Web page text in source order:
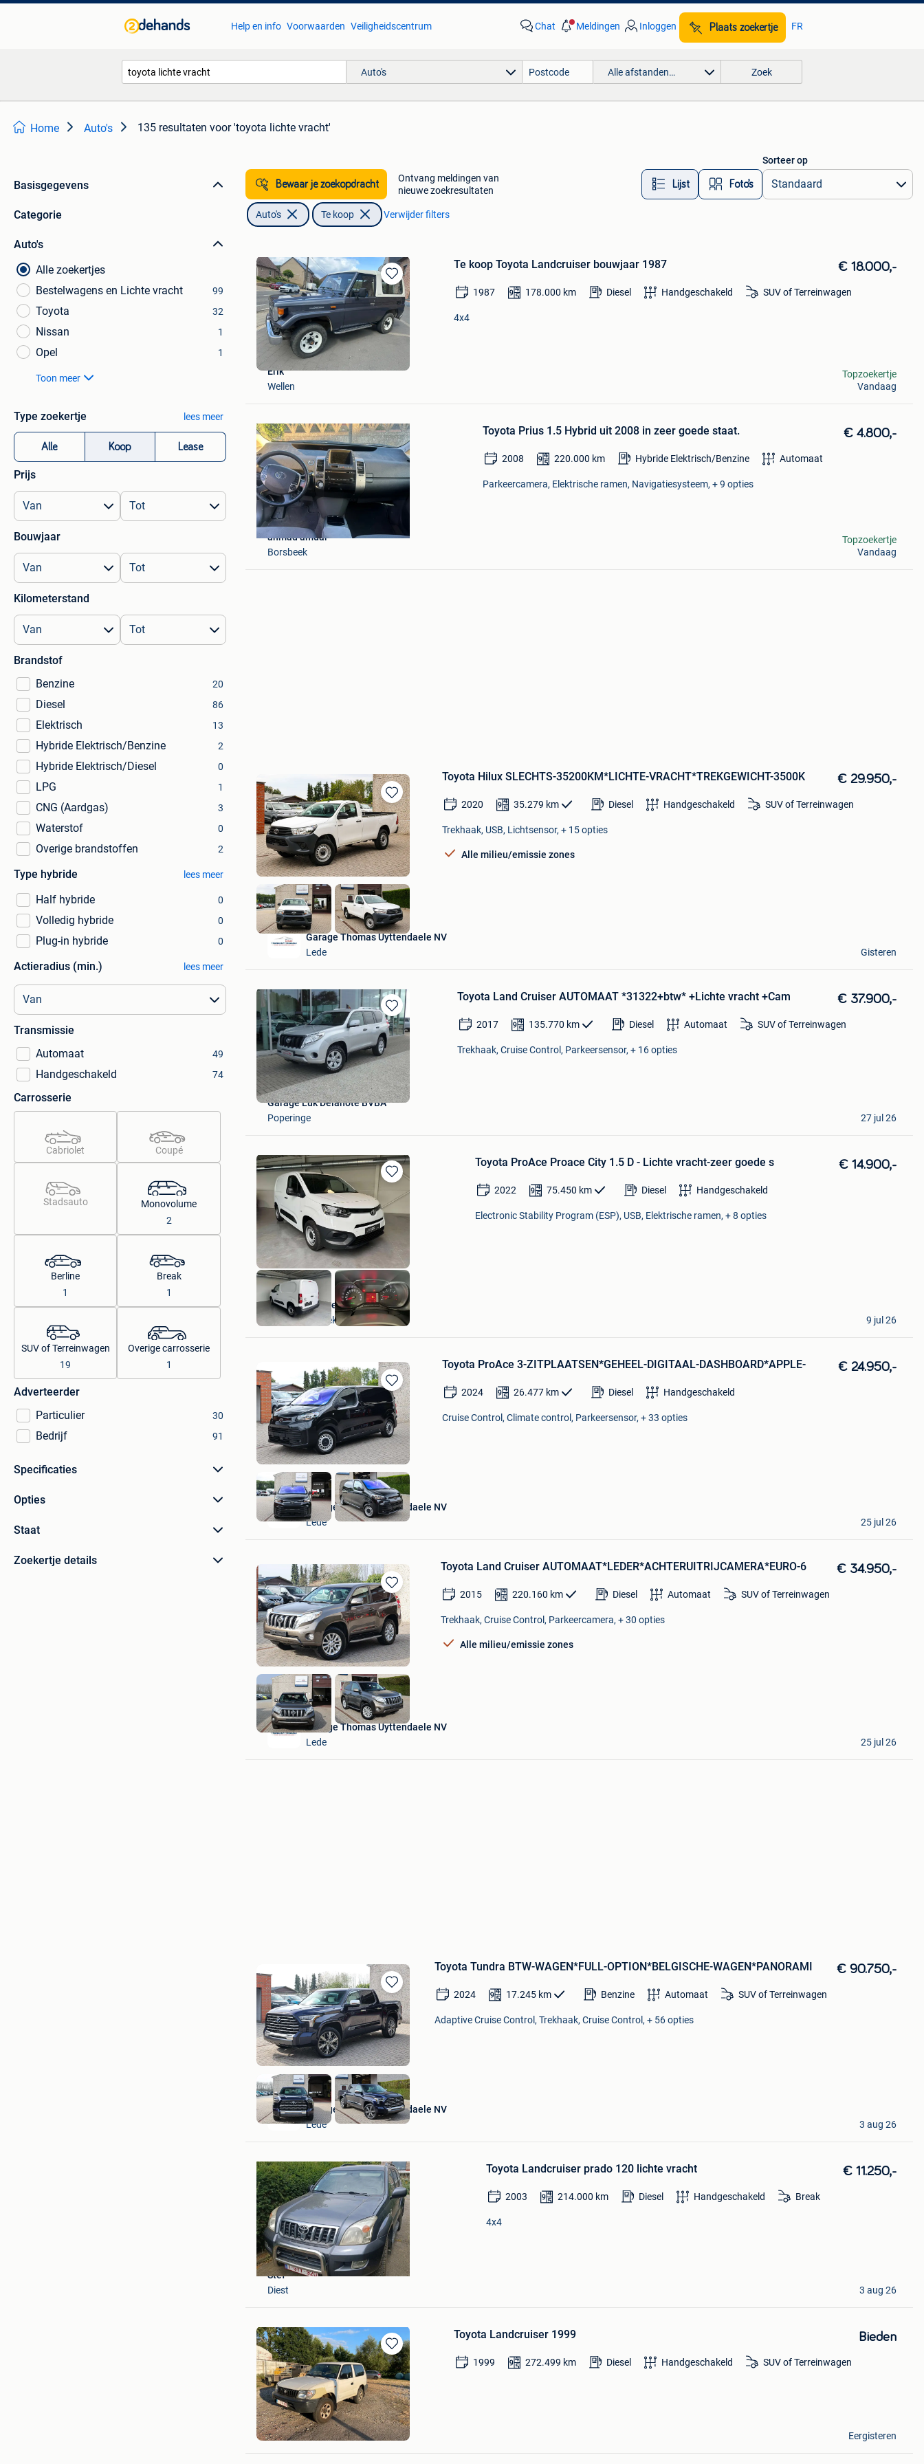
Help en info Voorwaarden Veiligheidscentrum Chat Meldingen Inloggen Plaats zoekertje FR
Auto's Alle afstanden… Zoek
Home Auto's 135 resultaten voor 'toyota lichte vracht'
Basisgegevens
Categorie
Auto's
Alle zoekertjes
Bestelwagens en Lichte vracht
99
Toyota 32
Nissan 1
Opel 1
Toon meer
Type zoekertje lees meer
Alle Koop Lease
Prijs
Bouwjaar
Kilometerstand
Brandstof
Benzine
20
Diesel 86
Elektrisch 13
Hybride Elektrisch/Benzine 2
Hybride Elektrisch/Diesel 0
LPG 1
CNG (Aardgas) 3
Waterstof 0
Overige brandstoffen 2
Type hybride lees meer
Half hybride 0
Volledig hybride 0
Plug-in hybride 0
Actieradius (min.) lees meer
Transmissie
Automaat
49
Handgeschakeld 74
Carrosserie
Cabriolet Coupé
Stadsauto
Monovolume
2
Berline
1
Break
1
SUV of Terreinwagen
19
Overige carrosserie
1
Adverteerder
Particulier
30
Bedrijf 91
Specificaties
Opties
Staat
Zoekertje details
Bewaar je zoekopdracht
Ontvang meldingen van
nieuwe zoekresultaten
Lijst Foto’s
Sorteer op
Auto's Te koop Verwijder filters
Bewaren
in
Mijn
Favorieten
Te koop Toyota Landcruiser bouwjaar 1987 € 18.000,-
1987 178.000 km Diesel Handgeschakeld SUV of Terreinwagen
4x4
Erik
Wellen
Topzoekertje
Vandaag
Mijn
Favorieten
Toyota Prius 1.5 Hybrid uit 2008 in zeer goede staat. € 4.800,-
2008 220.000 km Hybride Elektrisch/Benzine Automaat
Parkeercamera, Elektrische ramen, Navigatiesysteem, + 9 opties
ahmad amdar
Borsbeek
Topzoekertje
Vandaag
Bewaren
in
Mijn
Favorieten
Toyota Hilux SLECHTS-35200KM*LICHTE-VRACHT*TREKGEWICHT-3500K € 29.950,-
2020 35.279 km Diesel Handgeschakeld SUV of Terreinwagen
Trekhaak, USB, Lichtsensor, + 15 opties
Alle milieu/emissie zones
Garage Thomas Uyttendaele NV
Lede
Gisteren
Bewaren
in
Mijn
Favorieten
Toyota Land Cruiser AUTOMAAT *31322+btw* +Lichte vracht +Cam € 37.900,-
2017 135.770 km Diesel Automaat SUV of Terreinwagen
Trekhaak, Cruise Control, Parkeersensor, + 16 opties
Garage Luk Delanote BVBA
Poperinge
27 jul 26
Bewaren
in
Mijn
Favorieten
Toyota ProAce Proace City 1.5 D - Lichte vracht-zeer goede s € 14.900,-
2022 75.450 km Diesel Handgeschakeld
Electronic Stability Program (ESP), USB, Elektrische ramen, + 8 opties
AutocenterLDS
Lebbeke
9 jul 26
Bewaren
in
Mijn
Favorieten
Toyota ProAce 3-ZITPLAATSEN*GEHEEL-DIGITAAL-DASHBOARD*APPLE- € 24.950,-
2024 26.477 km Diesel Handgeschakeld
Cruise Control, Climate control, Parkeersensor, + 33 opties
Garage Thomas Uyttendaele NV
Lede
25 jul 26
Bewaren
in
Mijn
Favorieten
Toyota Land Cruiser AUTOMAAT*LEDER*ACHTERUITRIJCAMERA*EURO-6 € 34.950,-
2015 220.160 km Diesel Automaat SUV of Terreinwagen
Trekhaak, Cruise Control, Parkeercamera, + 30 opties
Alle milieu/emissie zones
Garage Thomas Uyttendaele NV
Lede
25 jul 26
Bewaren
in
Mijn
Favorieten
Toyota Tundra BTW-WAGEN*FULL-OPTION*BELGISCHE-WAGEN*PANORAMI € 90.750,-
2024 17.245 km Benzine Automaat SUV of Terreinwagen
Adaptive Cruise Control, Trekhaak, Cruise Control, + 56 opties
Garage Thomas Uyttendaele NV
Lede
3 aug 26
Bewaren
in
Mijn
Favorieten
Toyota Landcruiser prado 120 lichte vracht € 11.250,-
2003 214.000 km Diesel Handgeschakeld Break
4x4
Stef
Diest
3 aug 26
Bewaren
in
Mijn
Favorieten
Toyota Landcruiser 1999 Bieden
1999 272.499 km Diesel Handgeschakeld SUV of Terreinwagen
Jef
Westerlo
Eergisteren